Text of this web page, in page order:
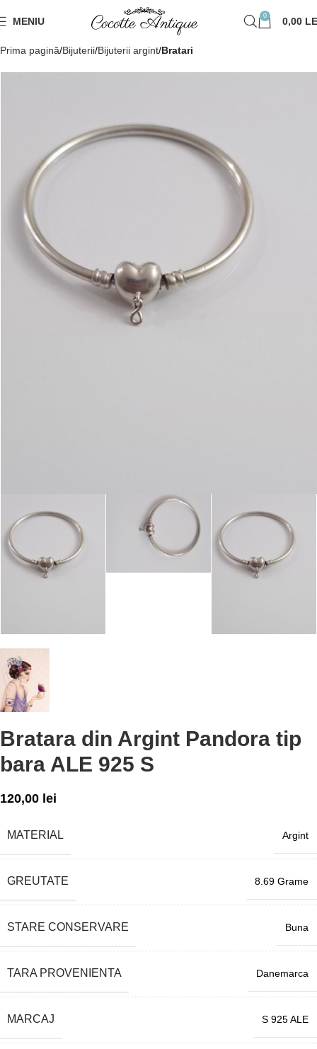
MENIU 0 0,00
Prima pagină Bijuterii Bijuterii argint Bratari
Bratara din Argint Pandora tip
bara ALE 925 S
120,00 lei
MATERIAL Argint
GREUTATE 8.69 Grame
STARE CONSERVARE Buna
TARA PROVENIENTA Danemarca
MARCAJ S 925 ALE